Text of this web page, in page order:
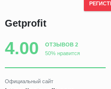
Getprofit
4.00
ОТЗЫВОВ 2
50% нравится
Официальный сайт